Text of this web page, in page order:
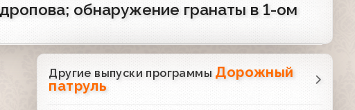
обнаружение гранаты в 1-ом
Другие выпуски программы Дорожный
патруль